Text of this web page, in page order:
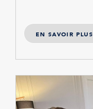
EN SAVOIR PLUS